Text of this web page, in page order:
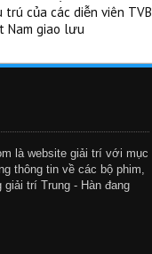
của các diễn viên TVB
Nam giao lưu
là website giải trí với mục
thông tin về các bộ phim,
giải trí Trung - Hàn đang